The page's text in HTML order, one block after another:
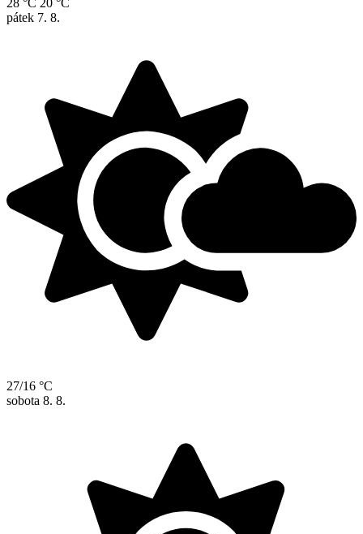
pátek 7. 8.
27/16 °C
sobota 8. 8.